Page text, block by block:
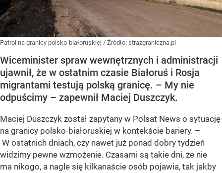
Patrol na granicy polsko-białoruskiej / Źródło: strazgraniczna.pl
Wiceminister spraw wewnętrznych i administracji
ujawnił, że w ostatnim czasie Białoruś i Rosja
migrantami testują polską granicę. – My nie
odpuścimy – zapewnił Maciej Duszczyk.
Maciej Duszczyk został zapytany w Polsat News o sytuację
na granicy polsko-białoruskiej w kontekście bariery. –
W ostatnich dniach, czy nawet już ponad dobry tydzień
widzimy pewne wzmożenie. Czasami są takie dni, że nie
ma nikogo, a nagle się kilkanaście osób pojawia, tak jakby